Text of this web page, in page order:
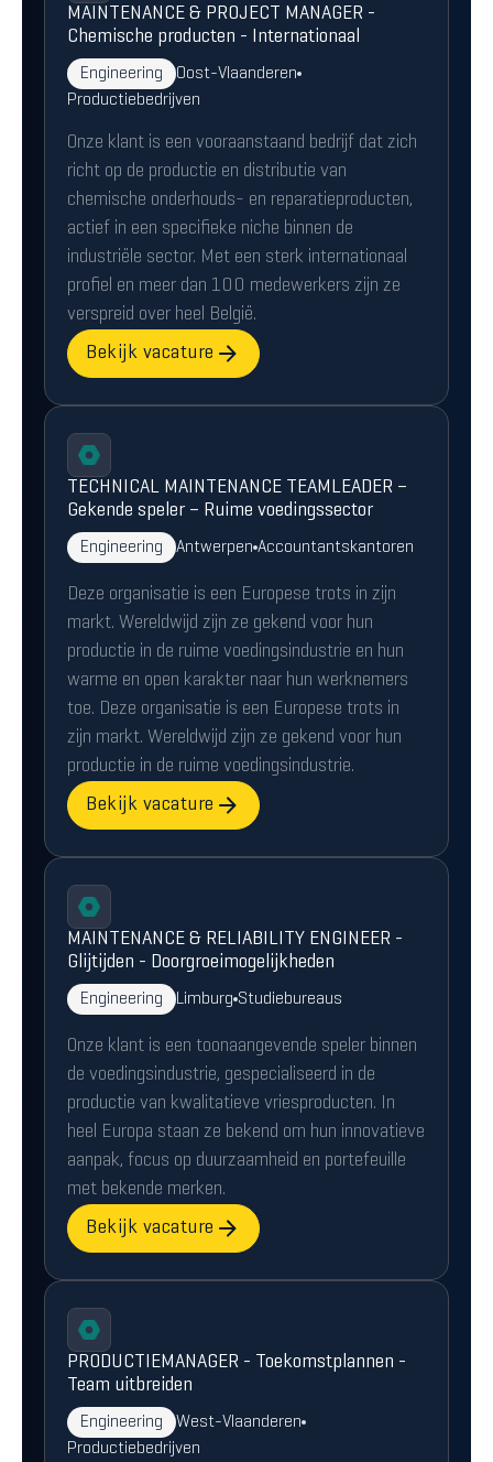
MAINTENANCE & PROJECT MANAGER -
Chemische producten - Internationaal
Engineering
Oost-Vlaanderen
Productiebedrijven
Onze klant is een vooraanstaand bedrijf dat zich
richt op de productie en distributie van
chemische onderhouds- en reparatieproducten,
actief in een specifieke niche binnen de
industriële sector. Met een sterk internationaal
profiel en meer dan 100 medewerkers zijn ze
verspreid over heel België.
Bekijk vacature
TECHNICAL MAINTENANCE TEAMLEADER –
Gekende speler – Ruime voedingssector
Engineering Antwerpen Accountantskantoren
Deze organisatie is een Europese trots in zijn
markt. Wereldwijd zijn ze gekend voor hun
productie in de ruime voedingsindustrie en hun
warme en open karakter naar hun werknemers
toe. Deze organisatie is een Europese trots in
zijn markt. Wereldwijd zijn ze gekend voor hun
productie in de ruime voedingsindustrie.
Bekijk vacature
MAINTENANCE & RELIABILITY ENGINEER -
Glijtijden - Doorgroeimogelijkheden
Engineering Limburg Studiebureaus
Onze klant is een toonaangevende speler binnen
de voedingsindustrie, gespecialiseerd in de
productie van kwalitatieve vriesproducten. In
heel Europa staan ze bekend om hun innovatieve
aanpak, focus op duurzaamheid en portefeuille
met bekende merken.
Bekijk vacature
PRODUCTIEMANAGER - Toekomstplannen -
Team uitbreiden
Engineering
West-Vlaanderen
Productiebedrijven